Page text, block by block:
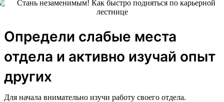
Определи слабые места
отдела и активно изучай опыт
других
Для начала внимательно изучи работу своего отдела.